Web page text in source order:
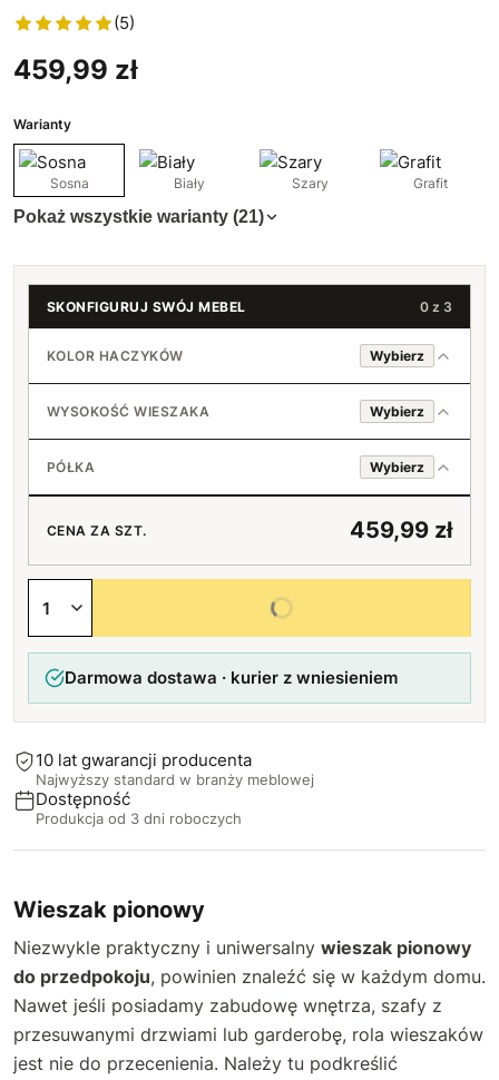
(5)
459,99 zł
Warianty
Sosna Biały Szary Grafit
Pokaż wszystkie warianty (21)
SKONFIGURUJ SWÓJ MEBEL 0 z 3
KOLOR HACZYKÓW Wybierz
Chromowany
Czarny
WYSOKOŚĆ WIESZAKA Wybierz
70 cm
+30 zł
90 cm
110 cm
PÓŁKA Wybierz
Tak
Nie
CENA ZA SZT. 459,99 zł
Wybierz wszystkie opcje
Darmowa dostawa · kurier z wniesieniem
10 lat gwarancji producenta
Najwyższy standard w branży meblowej
Dostępność
Produkcja od 3 dni roboczych
Wieszak pionowy
Niezwykle praktyczny i uniwersalny wieszak pionowy
do przedpokoju, powinien znaleźć się w każdym domu.
Nawet jeśli posiadamy zabudowę wnętrza, szafy z
przesuwanymi drzwiami lub garderobę, rola wieszaków
jest nie do przecenienia. Należy tu podkreślić